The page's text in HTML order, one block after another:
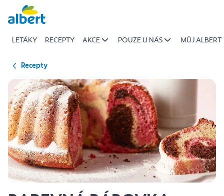
Přeskočit
LETÁKY RECEPTY AKCE POUZE U NÁS MŮJ ALBERT
Recepty